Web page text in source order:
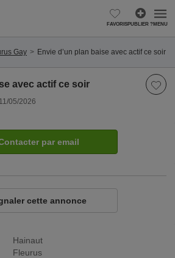
FAVORISPUBLIER ?MENU
Gay Envie d’un plan baise avec actif ce soir
avec actif ce soir
05/2026
Hainaut
Fleurus
par email
cette annonce